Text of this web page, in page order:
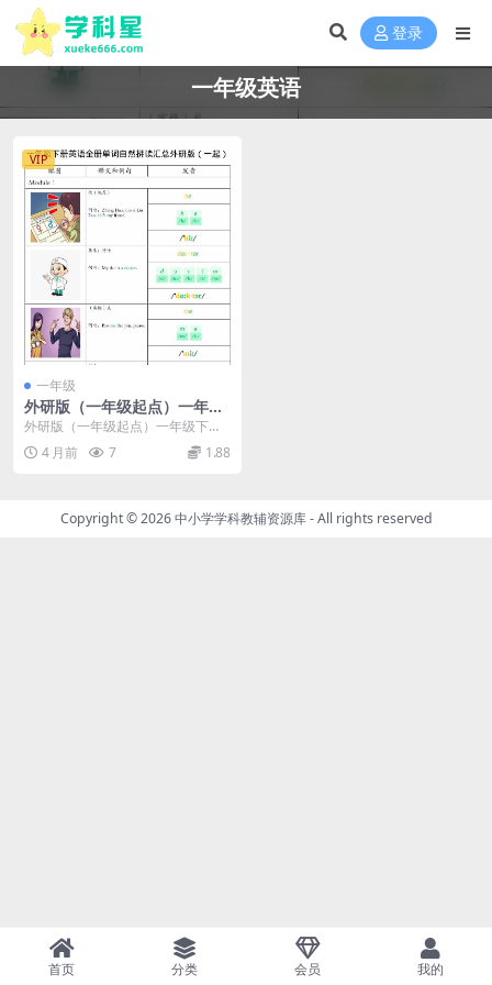
登录
一年级英语
VIP
一年级
外研版（一年级起点）一年级
下册英语全册单词及自然拼读
汇总电子版
外研版（一年级起点）一年级下册
英语全册单词及自然拼读汇总 各位
家长和同学们好，我...
4 月前 7 1.88
Copyright © 2026中小学学科教辅资源库- All rights reserved
首页 分类 会员 我的